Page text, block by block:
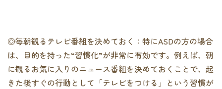
◎毎朝観るテレビ番組を決めておく：特にASDの方の場合
は、目的を持った“習慣化”が非常に有効です。例えば、朝
に観るお気に入りのニュース番組を決めておくことで、起
きた後すぐの行動として「テレビをつける」という習慣が